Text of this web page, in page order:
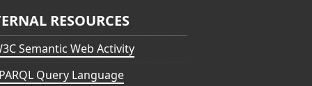
RESOURCES
Semantic Web Activity
Query Language